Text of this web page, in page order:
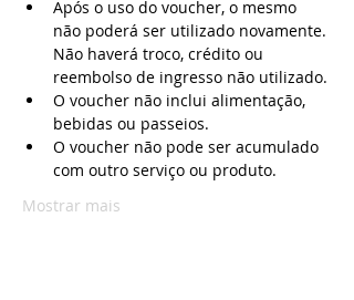
Após o uso do voucher, o mesmo
não poderá ser utilizado novamente.
Não haverá troco, crédito ou
reembolso de ingresso não utilizado.
O voucher não inclui alimentação,
bebidas ou passeios.
O voucher não pode ser acumulado
com outro serviço ou produto.
Mostrar mais